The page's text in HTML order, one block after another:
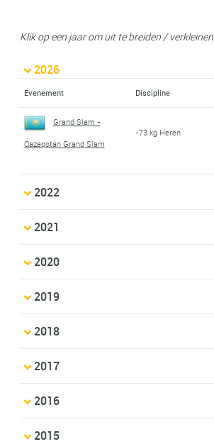
Klik op een jaar om uit te breiden / verkleinen
2026
Evenement Discipline
Grand Slam -
Qazaqstan Grand Slam
-73 kg Heren
2022
2021
2020
2019
2018
2017
2016
2015